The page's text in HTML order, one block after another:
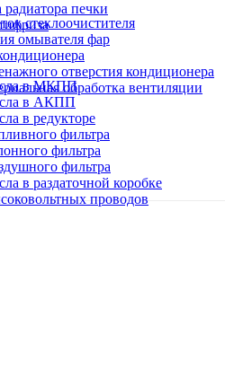
печки
стеклоочистителя
омывателя фар
отверстия кондиционера
обработка вентиляции
в МКПП
в АКПП
в редукторе
фильтра
фильтра
фильтра
в раздаточной коробке
проводов